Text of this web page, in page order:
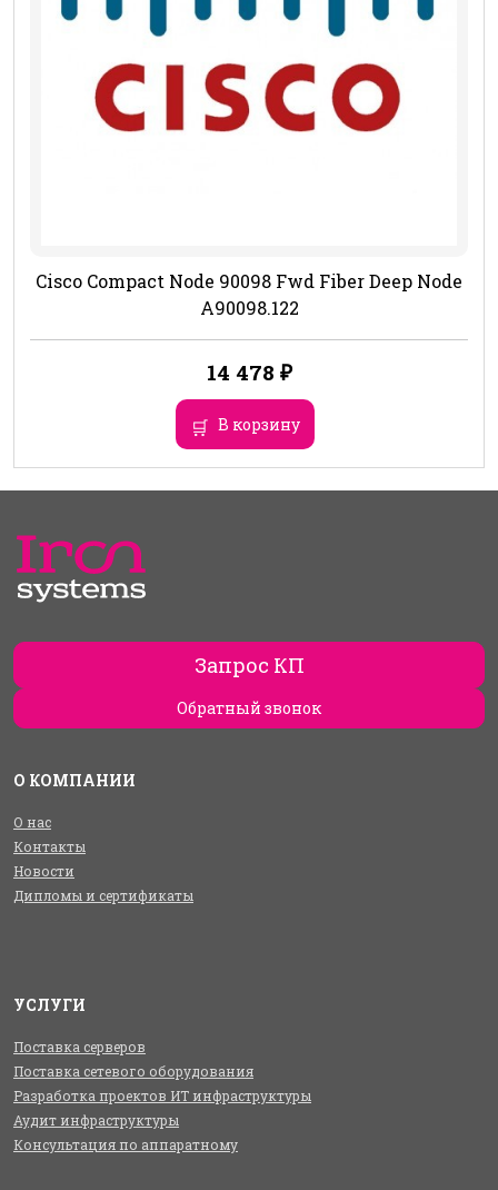
Cisco Compact Node 90098 Fwd Fiber Deep Node
A90098.122
14 478 ₽
В корзину
Запрос КП
Обратный звонок
О КОМПАНИИ
О нас
Контакты
Новости
Дипломы и сертификаты
УСЛУГИ
Поставка серверов
Поставка сетевого оборудования
Разработка проектов ИТ инфраструктуры
Аудит инфраструктуры
Консультация по аппаратному